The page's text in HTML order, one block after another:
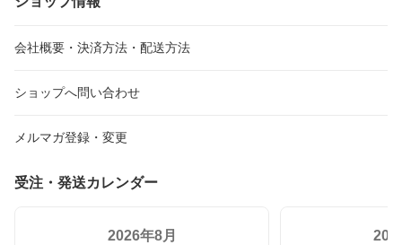
会社概要・決済方法・配送方法
ショップへ問い合わせ
メルマガ登録・変更
受注・発送カレンダー
2026年8月